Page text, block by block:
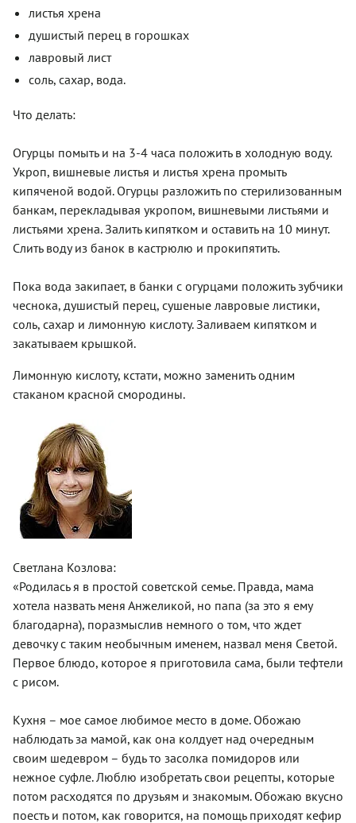
листья хрена
душистый перец в горошках
лавровый лист
соль, сахар, вода.
Что делать:
Огурцы помыть и на 3-4 часа положить в холодную воду.
Укроп, вишневые листья и листья хрена промыть
кипяченой водой. Огурцы разложить по стерилизованным
банкам, перекладывая укропом, вишневыми листьями и
листьями хрена. Залить кипятком и оставить на 10 минут.
Слить воду из банок в кастрюлю и прокипятить.
Пока вода закипает, в банки с огурцами положить зубчики
чеснока, душистый перец, сушеные лавровые листики,
соль, сахар и лимонную кислоту. Заливаем кипятком и
закатываем крышкой.
Лимонную кислоту, кстати, можно заменить одним
стаканом красной смородины.
Светлана Козлова:
«Родилась я в простой советской семье. Правда, мама
хотела назвать меня Анжеликой, но папа (за это я ему
благодарна), поразмыслив немного о том, что ждет
девочку с таким необычным именем, назвал меня Светой.
Первое блюдо, которое я приготовила сама, были тефтели
с рисом.
Кухня – мое самое любимое место в доме. Обожаю
наблюдать за мамой, как она колдует над очередным
своим шедевром – будь то засолка помидоров или
нежное суфле. Люблю изобретать свои рецепты, которые
потом расходятся по друзьям и знакомым. Обожаю вкусно
поесть и потом, как говорится, на помощь приходят кефир